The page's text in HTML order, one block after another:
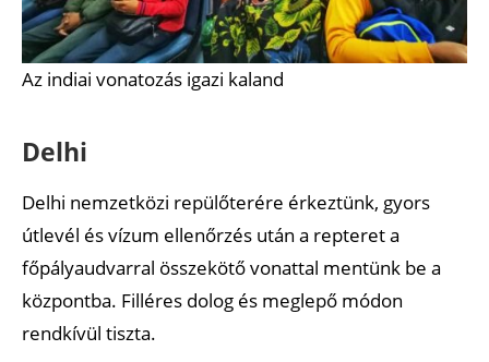
Az indiai vonatozás igazi kaland
Delhi
Delhi nemzetközi repülőterére érkeztünk, gyors
útlevél és vízum ellenőrzés után a repteret a
főpályaudvarral összekötő vonattal mentünk be a
központba. Filléres dolog és meglepő módon
rendkívül tiszta.